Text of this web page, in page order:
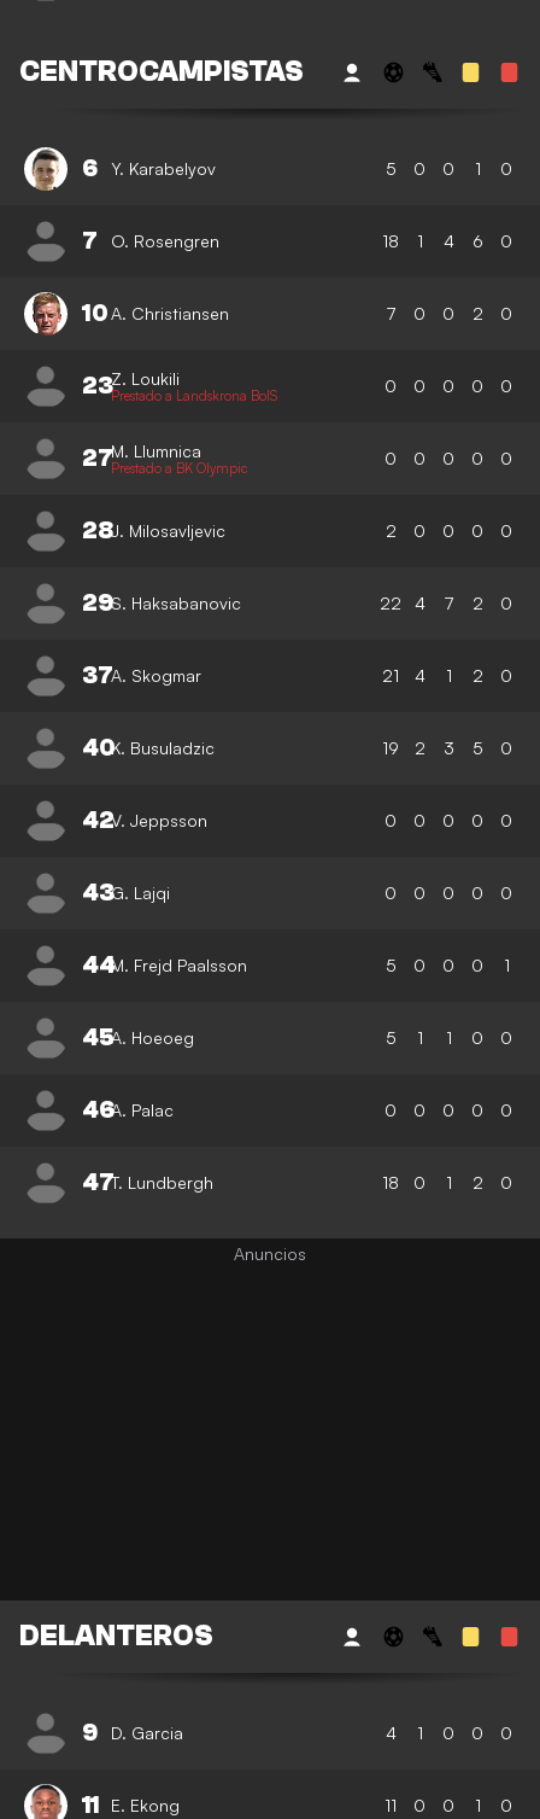
CENTROCAMPISTAS
6 Y. Karabelyov 5 0 0 1 0
7 O. Rosengren 18 1 4 6 0
10A. Christiansen 7 0 0 2 0
23Z. Loukili
Prestado a Landskrona BoIS 0 0 0 0 0
27M. Llumnica
Prestado a BK Olympic 0 0 0 0 0
28J. Milosavljevic 2 0 0 0 0
29S. Haksabanovic 22 4 7 2 0
37A. Skogmar 21 4 1 2 0
40K. Busuladzic 19 2 3 5 0
42V. Jeppsson 0 0 0 0 0
43G. Lajqi 0 0 0 0 0
44M. Frejd Paalsson 5 0 0 0 1
45A. Hoeoeg 5 1 1 0 0
46A. Palac 0 0 0 0 0
47T. Lundbergh 18 0 1 2 0
DELANTEROS
9 D. Garcia 4 1 0 0 0
11 E. Ekong 11 0 0 1 0